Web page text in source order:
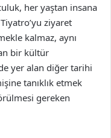
her yaştan insana
ziyaret
kalmaz, aynı
bir kültür
yer alan diğer tarihi
tanıklık etmek
gereken